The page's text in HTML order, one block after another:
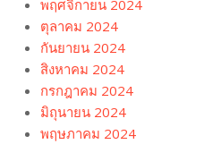
พฤศจิกายน 2024
ตุลาคม 2024
กันยายน 2024
สิงหาคม 2024
กรกฎาคม 2024
มิถุนายน 2024
พฤษภาคม 2024